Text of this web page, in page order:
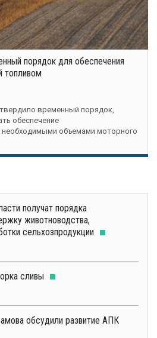
порядок для обеспечения
топливом
временный порядок,
обеспечение
необходимыми объемами моторного
получат порядка
животноводства,
сельхозпродукции
сливы
обсудили развитие АПК